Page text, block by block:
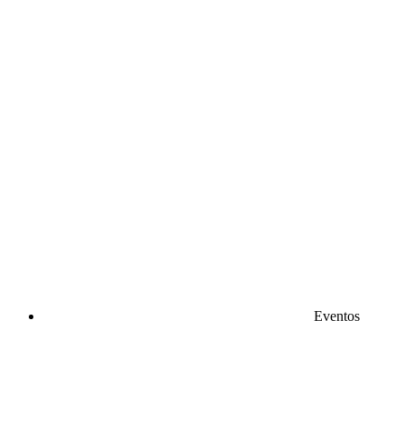
Eventos